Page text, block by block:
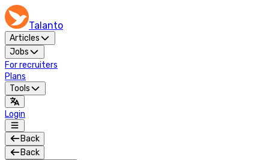
Talanto
Articles
Jobs
For recruiters
Plans
Tools
Login
Back
Back